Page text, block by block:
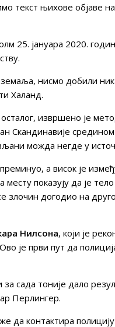
текст њихове објаве на
25. јануара 2020.
нисмо добили
Халанд.
извршено је
Скандинавије
можда негде у
а висок је
показују да је
злочин догодио на
Нилсона, који је
је први пут да
сада тоније дало
Перлингер.
да контактира